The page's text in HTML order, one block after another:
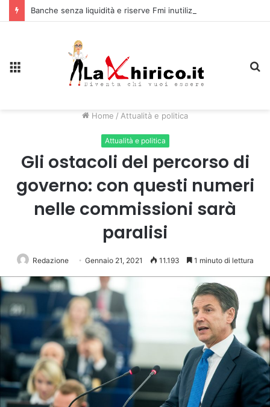
Home / Attualità e politica
Attualità e politica
Gli ostacoli del percorso di
governo: con questi numeri
nelle commissioni sarà
paralisi
Redazione Gennaio 21, 2021 11.193 1 minuto di lettura